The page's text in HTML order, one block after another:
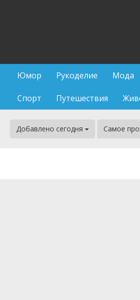
Юмор Рукоделие Мода
Спорт Путешествия
Добавлено сегодня Самое